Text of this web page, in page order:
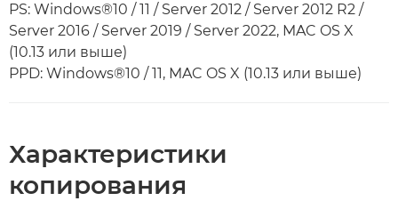
PS: Windows®10 / 11 / Server 2012 / Server 2012 R2 /
Server 2016 / Server 2019 / Server 2022, MAC OS X
(10.13 или выше)
PPD: Windows®10 / 11, MAC OS X (10.13 или выше)
Характеристики
копирования